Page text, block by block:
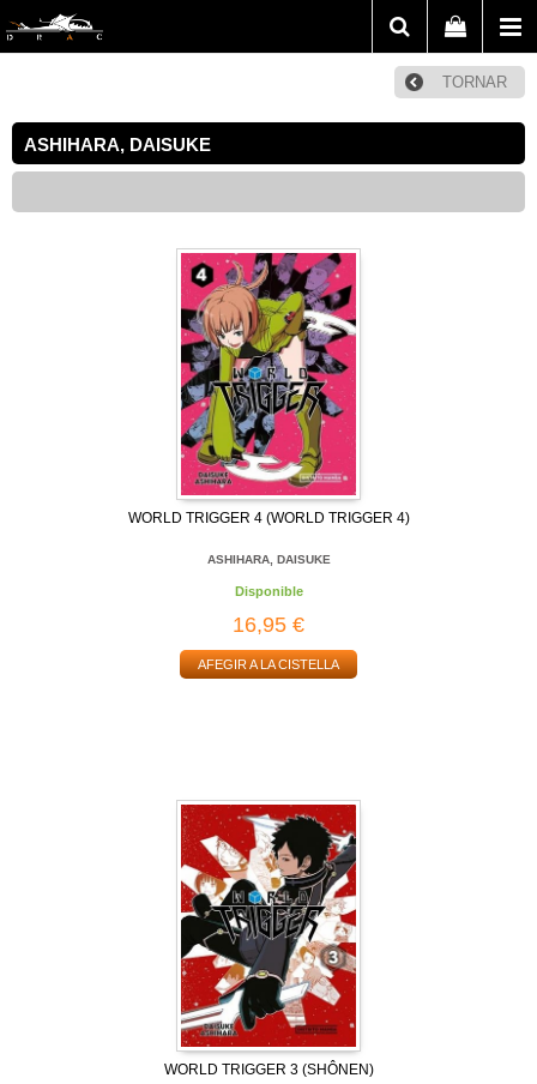
TORNAR
ASHIHARA, DAISUKE
WORLD TRIGGER 4 (WORLD TRIGGER 4)
ASHIHARA, DAISUKE
Disponible
16,95 €
AFEGIR A LA CISTELLA
WORLD TRIGGER 3 (SHÔNEN)